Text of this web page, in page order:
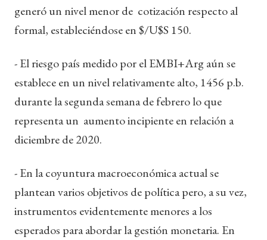
generó un nivel menor de cotización respecto al
formal, estableciéndose en $/U$S 150.
- El riesgo país medido por el EMBI+Arg aún se
establece en un nivel relativamente alto, 1456 p.b.
durante la segunda semana de febrero lo que
representa un aumento incipiente en relación a
diciembre de 2020.
- En la coyuntura macroeconómica actual se
plantean varios objetivos de política pero, a su vez,
instrumentos evidentemente menores a los
esperados para abordar la gestión monetaria. En